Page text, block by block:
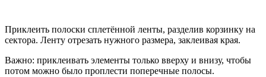
Приклеить полоски сплетённой ленты, разделив корзинку на
сектора. Ленту отрезать нужного размера, заклеивая края.
Важно: приклеивать элементы только вверху и внизу, чтобы
потом можно было проплести поперечные полосы.